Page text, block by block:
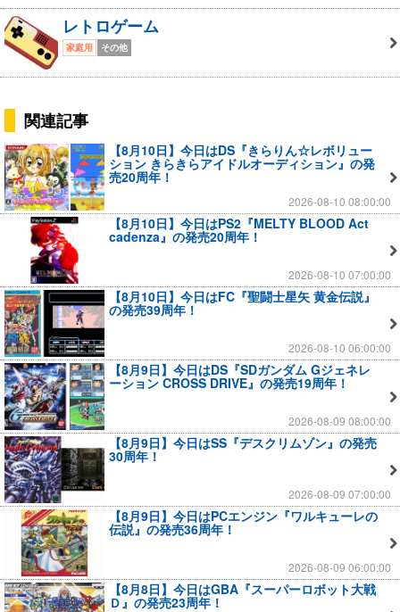
レトロゲーム
家庭用 その他
関連記事
【8月10日】今日はDS『きらりん☆レボリュー
ション きらきらアイドルオーディション』の発
売20周年！
2026-08-10 08:00:00
【8月10日】今日はPS2『MELTY BLOOD Act
cadenza』の発売20周年！
2026-08-10 07:00:00
【8月10日】今日はFC『聖闘士星矢 黄金伝説』
の発売39周年！
2026-08-10 06:00:00
【8月9日】今日はDS『SDガンダム Gジェネレ
ーション CROSS DRIVE』の発売19周年！
2026-08-09 08:00:00
【8月9日】今日はSS『デスクリムゾン』の発売
30周年！
2026-08-09 07:00:00
【8月9日】今日はPCエンジン『ワルキューレの
伝説』の発売36周年！
2026-08-09 06:00:00
【8月8日】今日はGBA『スーパーロボット大戦
Ｄ』の発売23周年！